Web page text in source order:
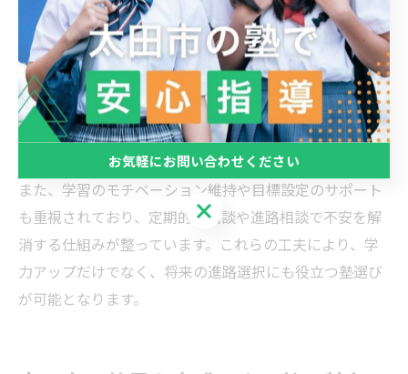
塾選びのコツは、「自分の弱点にしっかり向き合える
か」「きめ細かい進路相談が受けられるか」「部活や習
い事と両立できる時間割が組めるか」などをチェックす
ることです。実際、ベストワンPocket太田藤阿久校では、
希望に応じて授業時間や回数を調整できるため、忙しい
生徒にも対応しています。
また、学習のモチベーション維持や目標設定のサポート
も重視されており、定期的な面談や進路相談で不安を解
消する仕組みが整っています。これらの工夫により、学
力アップだけでなく、将来の進路選択にも役立つ塾選び
が可能となります。
お気軽にお問い合わせください
お気軽にお問い合わせください